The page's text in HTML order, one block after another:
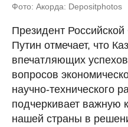
Фото: Акорда: Depositphotos
Президент
Путин отмечает, что
впечатляющих
вопросов
научно-технического
подчеркивает важную
нашей страны в